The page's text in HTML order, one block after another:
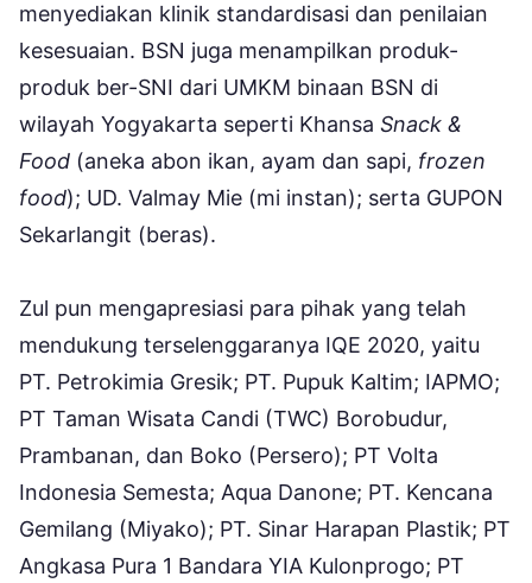
menyediakan klinik standardisasi dan penilaian
kesesuaian. BSN juga menampilkan produk-
produk ber-SNI dari UMKM binaan BSN di
wilayah Yogyakarta seperti Khansa Snack &
Food (aneka abon ikan, ayam dan sapi, frozen
food); UD. Valmay Mie (mi instan); serta GUPON
Sekarlangit (beras).
Zul pun mengapresiasi para pihak yang telah
mendukung terselenggaranya IQE 2020, yaitu
PT. Petrokimia Gresik; PT. Pupuk Kaltim; IAPMO;
PT Taman Wisata Candi (TWC) Borobudur,
Prambanan, dan Boko (Persero); PT Volta
Indonesia Semesta; Aqua Danone; PT. Kencana
Gemilang (Miyako); PT. Sinar Harapan Plastik; PT
Angkasa Pura 1 Bandara YIA Kulonprogo; PT